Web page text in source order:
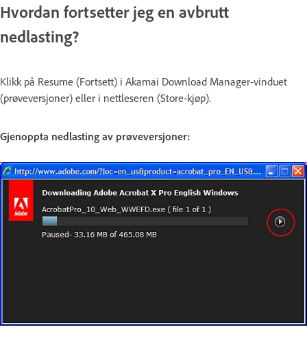
Hvordan fortsetter jeg en avbrutt
nedlasting?
Klikk på Resume (Fortsett) i Akamai Download Manager-vinduet
(prøveversjoner) eller i nettleseren (Store-kjøp).
Gjenoppta nedlasting av prøveversjoner: